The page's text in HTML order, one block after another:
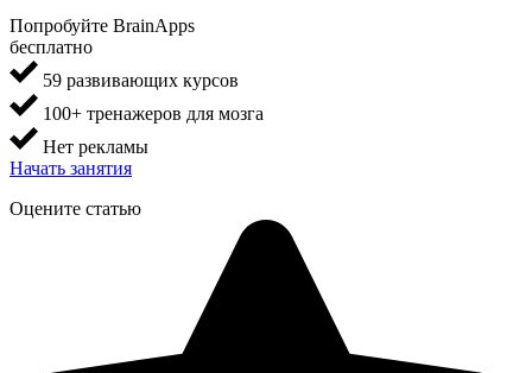
Попробуйте BrainApps
бесплатно
59 развивающих курсов
100+ тренажеров для мозга
Нет рекламы
Начать занятия
Оцените статью